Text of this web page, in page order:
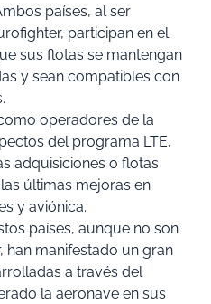
países, al ser
participan en el
sus flotas se mantengan
y sean compatibles con
operadores de la
del programa LTE,
adquisiciones o flotas
últimas mejoras en
y aviónica.
países, aunque no son
han manifestado un gran
a través del
la aeronave en sus